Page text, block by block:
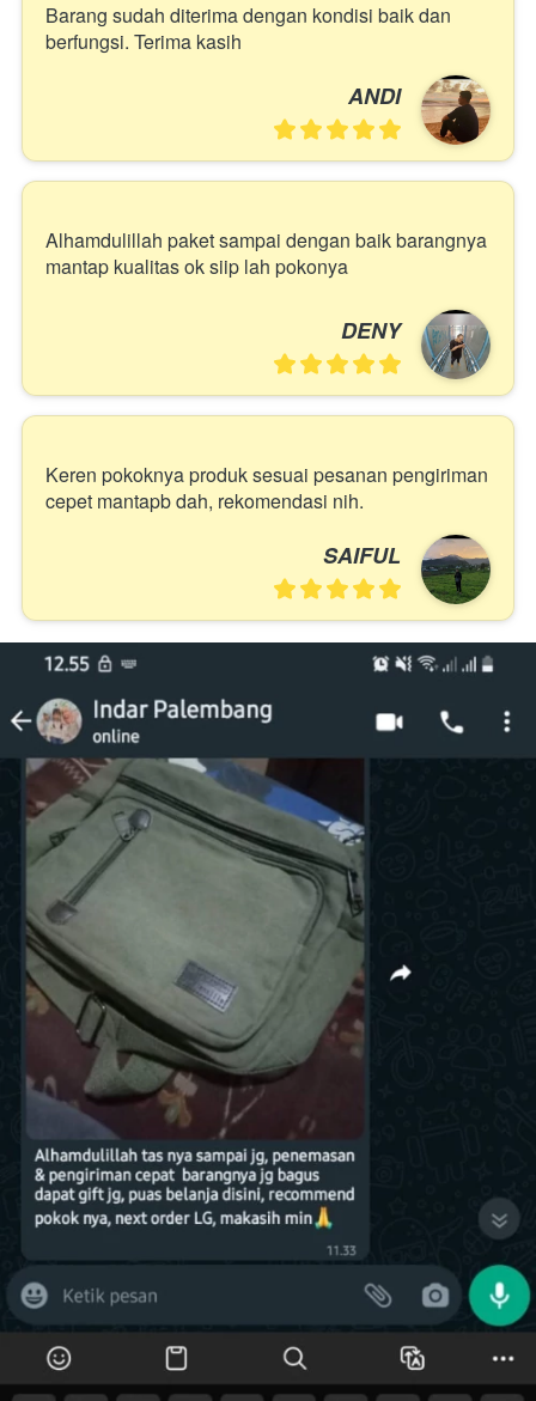
Barang sudah diterima dengan kondisi baik dan
berfungsi. Terima kasih
ANDI
Alhamdulillah paket sampai dengan baik barangnya
mantap kualitas ok siip lah pokonya
DENY
Keren pokoknya produk sesuai pesanan pengiriman
cepet mantapb dah, rekomendasi nih.
SAIFUL